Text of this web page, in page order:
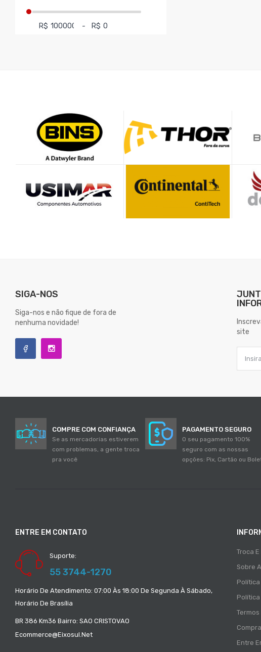
R$ - R$
SIGA-NOS
Siga-nos e não fique de fora de
nenhuma novidade!
site
COMPRE COM CONFIANÇA
Se as mercadorias estiverem
com problemas, a gente troca
pra você
PAGAMENTO SEGURO
O seu pagamento 100%
seguro com as nossas
opções: Pix, Cartão ou
ENTRE EM CONTATO
Suporte:
55 3744-1270
Horário De Atendimento: 07:00 Às 18:00 De Segunda À Sábado,
Horário De Brasília
BR 386 Km36 Bairro: SAO CRISTOVAO
Ecommerce@eixosul.net
Troca
Sobre
Entre